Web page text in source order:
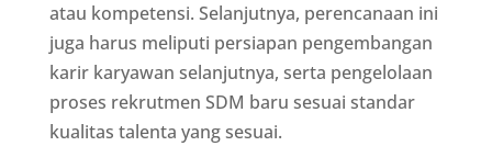
atau kompetensi. Selanjutnya, perencanaan ini
juga harus meliputi persiapan pengembangan
karir karyawan selanjutnya, serta pengelolaan
proses rekrutmen SDM baru sesuai standar
kualitas talenta yang sesuai.